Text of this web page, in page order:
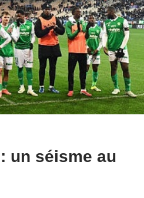
un séisme au